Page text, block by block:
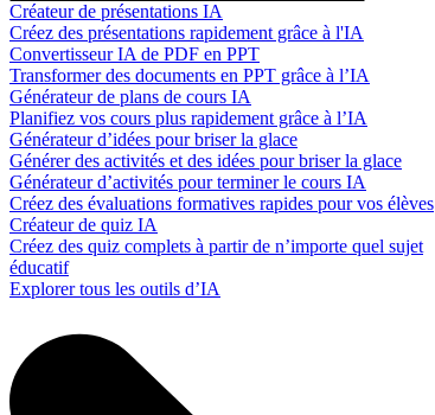
Créateur de présentations IA
Créez des présentations rapidement grâce à l'IA
Convertisseur IA de PDF en PPT
Transformer des documents en PPT grâce à l’IA
Générateur de plans de cours IA
Planifiez vos cours plus rapidement grâce à l’IA
Générateur d’idées pour briser la glace
Générer des activités et des idées pour briser la glace
Générateur d’activités pour terminer le cours IA
Créez des évaluations formatives rapides pour vos élèves
Créateur de quiz IA
Créez des quiz complets à partir de n’importe quel sujet
éducatif
Explorer tous les outils d’IA